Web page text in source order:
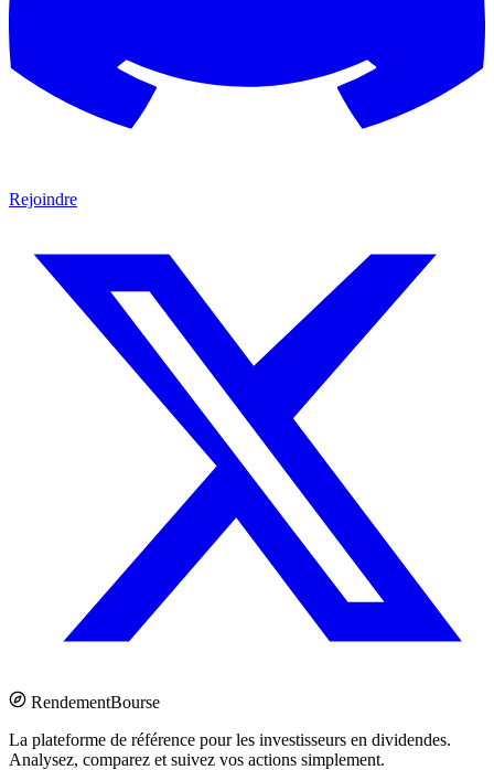
Rejoindre
RendementBourse
La plateforme de référence pour les investisseurs en dividendes.
Analysez, comparez et suivez vos actions simplement.